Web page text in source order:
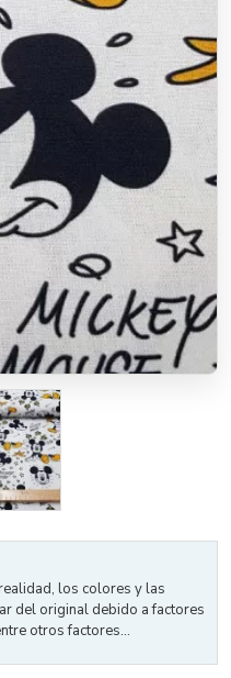
los colores y las
del original debido a factores
otros factores...